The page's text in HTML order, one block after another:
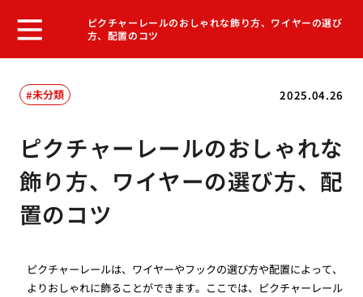
ピクチャーレールのおしゃれな飾り方、ワイヤーの選び
方、配置のコツ
2025.04.26
未分類
ピクチャーレールのおしゃれな
飾り方、ワイヤーの選び方、配
置のコツ
ピクチャーレールは、ワイヤーやフックの選び方や配置によって、
よりおしゃれに飾ることができます。ここでは、ピクチャーレール